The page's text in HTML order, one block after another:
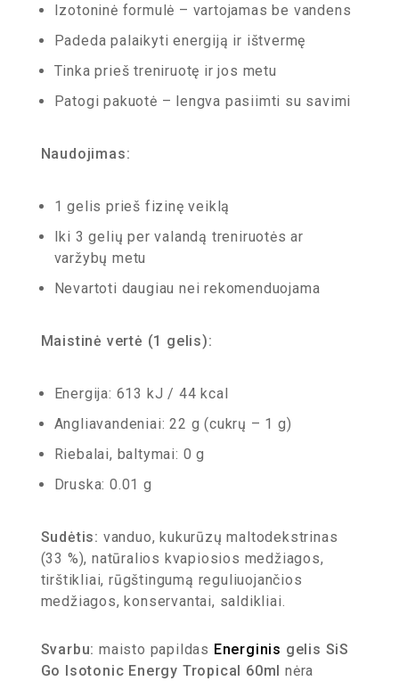
Izotoninė formulė – vartojamas be vandens
Padeda palaikyti energiją ir ištvermę
Tinka prieš treniruotę ir jos metu
Patogi pakuotė – lengva pasiimti su savimi
Naudojimas:
1 gelis prieš fizinę veiklą
Iki 3 gelių per valandą treniruotės ar
varžybų metu
Nevartoti daugiau nei rekomenduojama
Maistinė vertė (1 gelis):
Energija: 613 kJ / 44 kcal
Angliavandeniai: 22 g (cukrų – 1 g)
Riebalai, baltymai: 0 g
Druska: 0.01 g
Sudėtis: vanduo, kukurūzų maltodekstrinas
(33 %), natūralios kvapiosios medžiagos,
tirštikliai, rūgštingumą reguliuojančios
medžiagos, konservantai, saldikliai.
Svarbu: maisto papildas Energinis gelis SiS
Go Isotonic Energy Tropical 60ml nėra